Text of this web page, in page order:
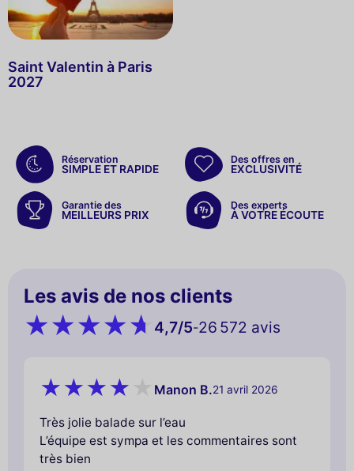
Saint Valentin à Paris
2027
Réservation
SIMPLE ET RAPIDE
Des offres en
EXCLUSIVITÉ
Garantie des
MEILLEURS PRIX
Des experts
À VOTRE ÉCOUTE
Les avis de nos clients
4,7/5-26 572 avis
Manon B.21 avril 2026
Très jolie balade sur l’eau
L’équipe est sympa et les commentaires sont
très bien